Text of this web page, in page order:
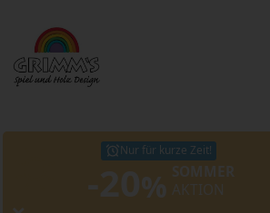
Nur für kurze Zeit!